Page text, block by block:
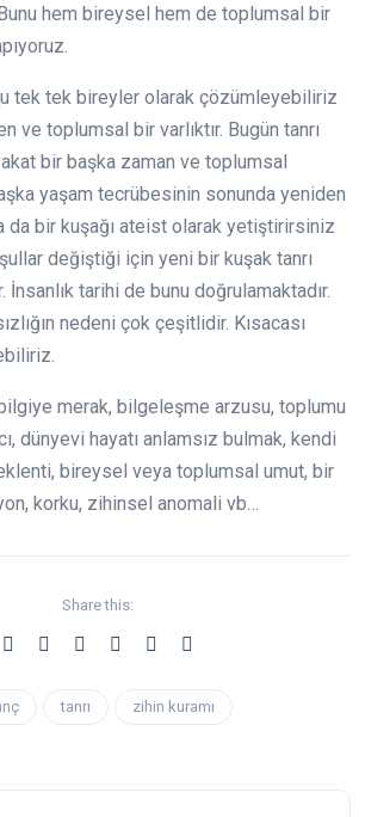
hem bireysel hem de toplumsal bir
tek tek bireyler olarak çözümleyebiliriz
ve toplumsal bir varlıktır. Bugün tanrı
bir başka zaman ve toplumsal
yaşam tecrübesinin sonunda yeniden
da bir kuşağı ateist olarak yetiştirirsiniz
değiştiği için yeni bir kuşak tanrı
İnsanlık tarihi de bunu doğrulamaktadır.
nedeni çok çeşitlidir. Kısacası
merak, bilgeleşme arzusu, toplumu
dünyevi hayatı anlamsız bulmak, kendi
bireysel veya toplumsal umut, bir
korku, zihinsel anomali vb…
Share this:
tanrı zihin kuramı